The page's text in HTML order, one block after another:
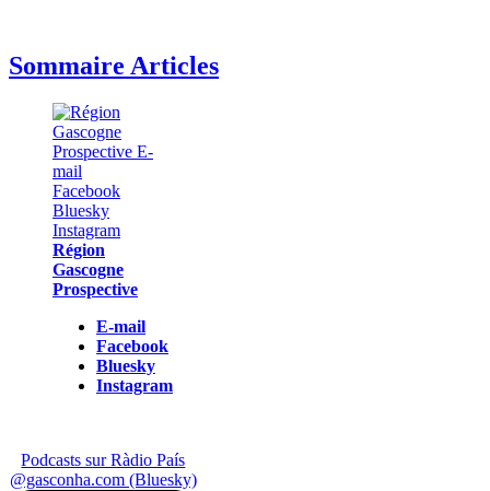
Sommaire Articles
Région
Gascogne
Prospective
E-mail
Facebook
Bluesky
Instagram
Podcasts sur Ràdio País
@gasconha.com (Bluesky)